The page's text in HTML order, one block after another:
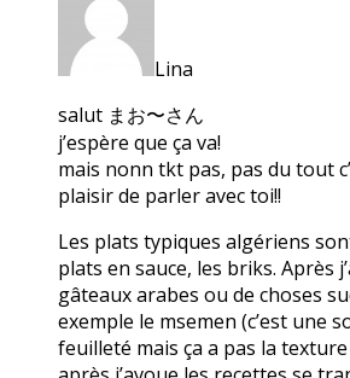
Lina
salut まお〜さん
j’espère que ça va!
mais nonn tkt pas, pas du tout
plaisir de parler avec toi!!
Les plats typiques algériens
plats en sauce, les briks. Après
gâteaux arabes ou de choses
exemple le msemen (c’est une
feuilleté mais ça a pas la texture